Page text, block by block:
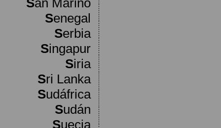
San Marino
Senegal
Serbia
Singapur
Siria
Sri Lanka
Sudáfrica
Sudán
Suecia